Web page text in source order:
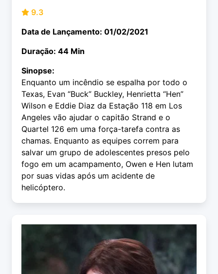
9.3
Data de Lançamento: 01/02/2021
Duração: 44 Min
Sinopse:
Enquanto um incêndio se espalha por todo o
Texas, Evan “Buck” Buckley, Henrietta “Hen”
Wilson e Eddie Diaz da Estação 118 em Los
Angeles vão ajudar o capitão Strand e o
Quartel 126 em uma força-tarefa contra as
chamas. Enquanto as equipes correm para
salvar um grupo de adolescentes presos pelo
fogo em um acampamento, Owen e Hen lutam
por suas vidas após um acidente de
helicóptero.